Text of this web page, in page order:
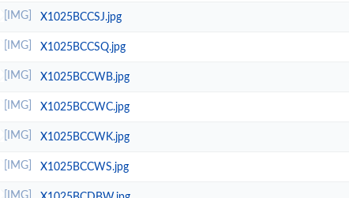
X1025BCCSJ.jpg
X1025BCCSQ.jpg
X1025BCCWB.jpg
X1025BCCWC.jpg
X1025BCCWK.jpg
X1025BCCWS.jpg